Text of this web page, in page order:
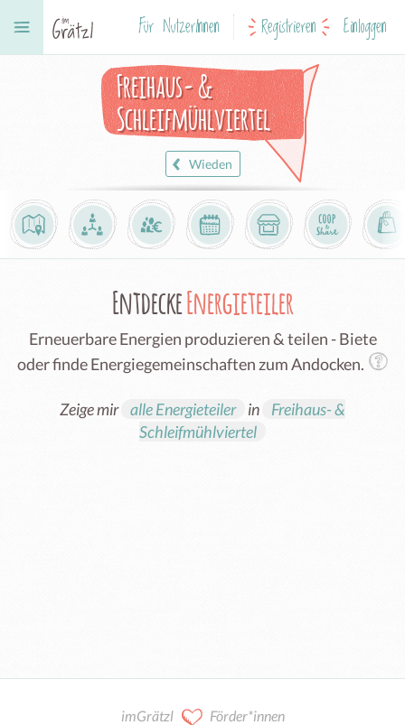
Für NutzerInnen Registrieren Einloggen
Freihaus- &
Schleifmühlviertel
Wieden
EntdeckeEnergieteiler
Erneuerbare Energien produzieren & teilen - Biete
oder finde Energiegemeinschaften zum Andocken.
Zeige mir alle Energieteiler in
Freihaus- &
Schleifmühlviertel
imGrätzl Förder*innen